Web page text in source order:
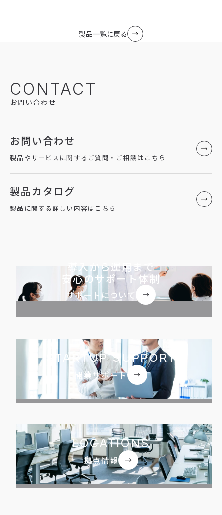
製品一覧に戻る
CONTACT
お問い合わせ
お問い合わせ
製品やサービスに関するご質問・ご相談はこちら
製品カタログ
製品に関する詳しい内容はこちら
導入から運用まで
安心のサポート体制
サポートについて
STARTUP SUPPORT
開業サポート
LOCATIONS
拠点情報